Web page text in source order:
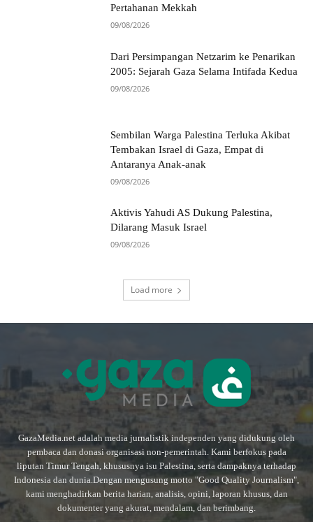
Pertahanan Mekkah
09/08/2026
Dari Persimpangan Netzarim ke Penarikan
2005: Sejarah Gaza Selama Intifada Kedua
09/08/2026
Sembilan Warga Palestina Terluka Akibat
Tembakan Israel di Gaza, Empat di
Antaranya Anak-anak
09/08/2026
Aktivis Yahudi AS Dukung Palestina,
Dilarang Masuk Israel
09/08/2026
Load more
GazaMedia.net adalah media jurnalistik independen yang didukung oleh
pembaca dan donasi organisasi non-pemerintah. Kami berfokus pada
liputan Timur Tengah, khususnya isu Palestina, serta dampaknya terhadap
Indonesia dan dunia.Dengan mengusung motto "Good Quality Journalism",
kami menghadirkan berita harian, analisis, opini, laporan khusus, dan
dokumenter yang akurat, mendalam, dan berimbang.